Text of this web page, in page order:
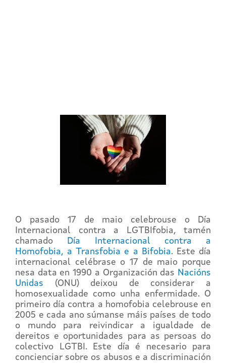
O pasado 17 de maio celebrouse o Día
Internacional contra a LGTBIfobia, tamén
chamado
Día Internacional contra a
Homofobia, a Transfobia e a Bifobia. Este día
internacional celébrase o 17 de maio porque
nesa data en 1990 a Organización das Nacións
Unidas (ONU) deixou de considerar a
homosexualidade como unha enfermidade. O
primeiro día contra a homofobia celebrouse en
2005 e cada ano súmanse máis países de todo
o mundo para reivindicar a igualdade de
dereitos e oportunidades para as persoas do
colectivo LGTBI. Este día é necesario para
concienciar sobre os abusos e a discriminación